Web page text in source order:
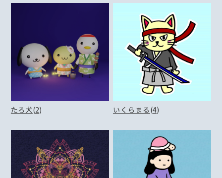
たろ犬(2) いくらまる (4)